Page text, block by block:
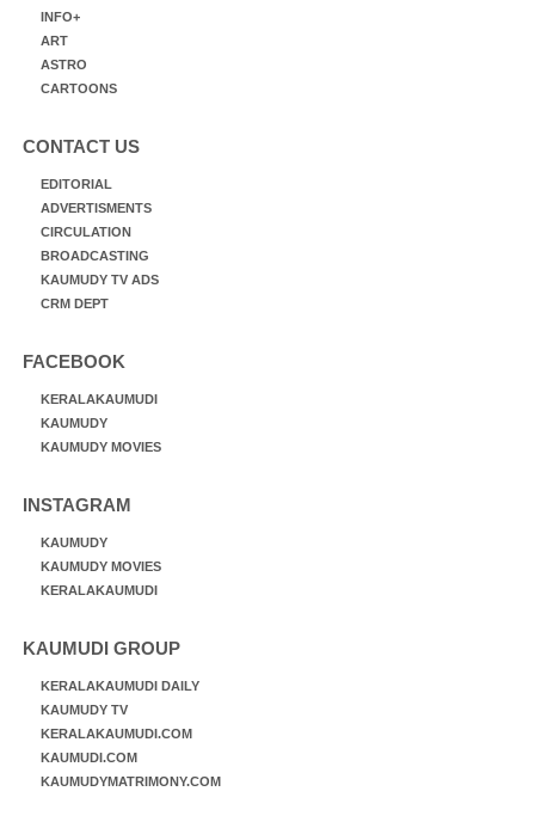
INFO+
ART
ASTRO
CARTOONS
CONTACT US
EDITORIAL
ADVERTISMENTS
CIRCULATION
BROADCASTING
KAUMUDY TV ADS
CRM DEPT
FACEBOOK
KERALAKAUMUDI
KAUMUDY
KAUMUDY MOVIES
INSTAGRAM
KAUMUDY
KAUMUDY MOVIES
KERALAKAUMUDI
KAUMUDI GROUP
KERALAKAUMUDI DAILY
KAUMUDY TV
KERALAKAUMUDI.COM
KAUMUDI.COM
KAUMUDYMATRIMONY.COM